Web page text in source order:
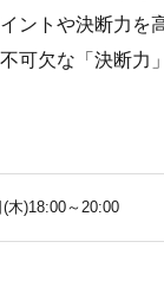
ントや決断力を
可欠な「決断力
木)18:00～20:00